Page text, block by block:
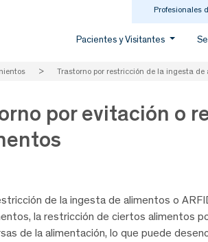
Profesionales
Pacientes y Visitantes
> Trastorno por restricción de la ingesta de
por evitación o
de la ingesta de alimentos o
la restricción de ciertos alimentos
de la alimentación, lo que puede